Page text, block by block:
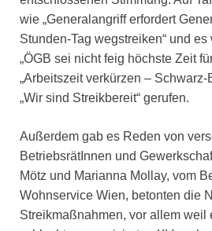
wie „Generalangriff erfordert
Stunden-Tag wegstreiken“ und
„ÖGB sei nicht feig höchste Zeit
„Arbeitszeit verkürzen – Schwarz-
„Wir sind Streikbereit“ gerufen.
Außerdem gab es Reden von
BetriebsrätInnen und
Mötz und Marianna Mollay, vom
Wohnservice Wien, betonten die
Streikmaßnahmen, vor allem weil